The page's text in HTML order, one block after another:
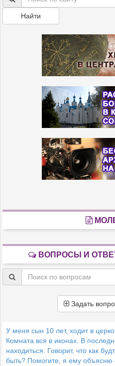
Найти
ВОПРОСЫ И
Задать
У меня сын 10 лет, ходит в
Комната вся в иконах. В
находиться. Говорит, что как
быть? Помогите, я ему объясню